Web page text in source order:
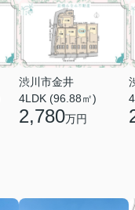
渋川市金井
4LDK (96.88㎡)
2,780万円